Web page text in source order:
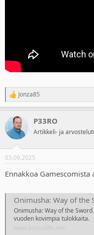
R
e
c
t
i
s
Jonza85
P33RO
Artikkeli- ja
03.09.2025
Ennakkoa Gamescomista
Onimusha: Way of the Sword
Onimusha: Way of the
vuoden kovimpia tulokkaita.